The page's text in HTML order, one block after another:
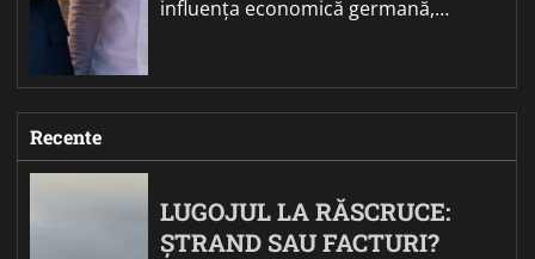
influența economică germană,…
Recente
LUGOJUL LA RĂSCRUCE:
ȘTRAND SAU FACTURI?